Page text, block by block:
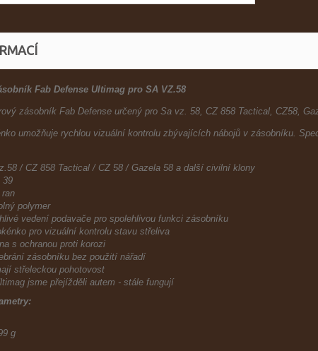
Fab Defense Ultimag pro SA VZ.58
zásobník Fab Defense určený pro Sa vz. 58, CZ 858 Tactical, CZ58,
umožňuje rychlou vizuální kontrolu zbývajících nábojů v zásobníku.
/ CZ 858 Tactical / CZ 58 / Gazela 58 a další civilní klony
39
polymer
vedení podavače pro spolehlivou funkci zásobníku
pro vizuální kontrolu stavu střeliva
s ochranou proti korozi
zásobníku bez použití nářadí
střeleckou pohotovost
jsme přejížděli autem - stále fungují
g